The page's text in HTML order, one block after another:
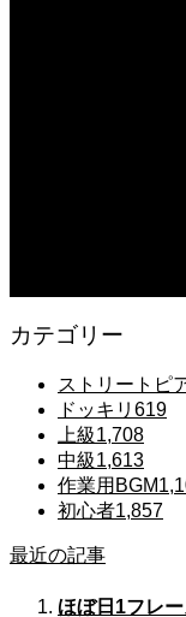
カテゴリー
ストリートピ
ドッキリ 619
上級1,708
中級1,613
作業用BGM
初心者1,857
最近の記事
ほぼ日1フレ